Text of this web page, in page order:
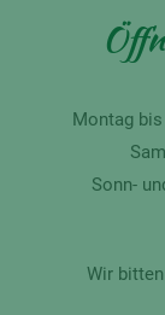
Montag
Sonn-
Wir